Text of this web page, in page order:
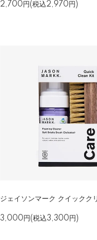
2,700円(税込2,970円)
ジェイソンマーク クイックク
3,000円(税込3,300円)